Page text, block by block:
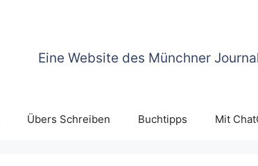
Eine Website des Münchner
Übers Schreiben Buchtipps Mit